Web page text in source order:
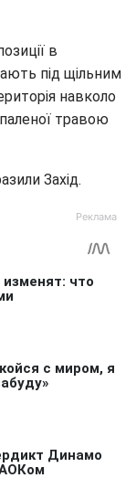
в
під щільним
навколо
травою
Захід.